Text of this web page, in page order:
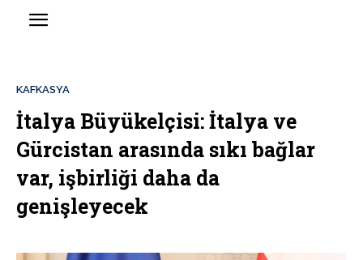
KAFKASYA
İtalya Büyükelçisi: İtalya ve
Gürcistan arasında sıkı bağlar
var, işbirliği daha da
genişleyecek